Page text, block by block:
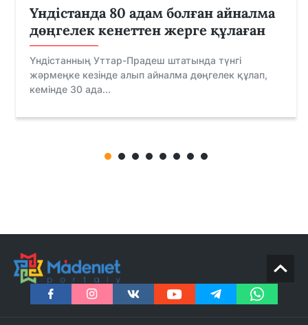
Үндістанда 80 адам болған айналма
дөңгелек кенеттен жерге құлаған
Үндістанның Уттар-Прадеш штатында түнгі
жәрмеңке кезінде алып айналма дөңгелек құлап,
кемінде 30 ада...